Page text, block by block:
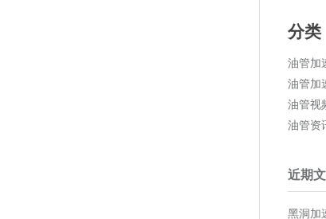
分类
油管加
油管加
油管视
油管资
近期
黑洞加